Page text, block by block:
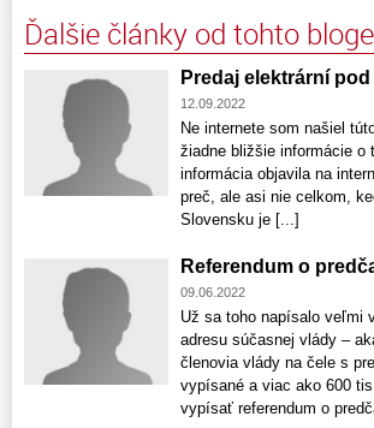
Ďalšie články od tohto
Predaj elektrární
12.09.2022
Ne internete som našiel
žiadne bližšie informácie o
informácia objavila na
preč, ale asi nie celkom,
Slovensku je [...]
Referendum o
09.06.2022
Už sa toho napísalo veľmi
adresu súčasnej vlády –
členovia vlády na čele s
vypísané a viac ako 600
vypísať referendum o